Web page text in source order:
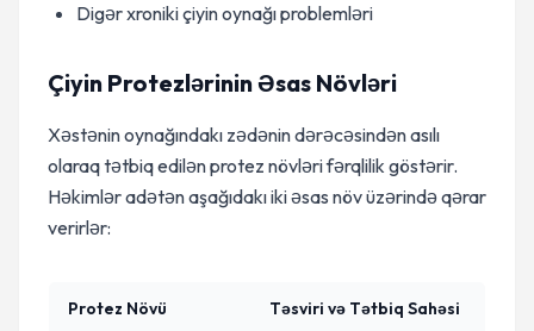
Digər xroniki çiyin oynağı problemləri
Çiyin Protezlərinin Əsas Növləri
Xəstənin oynağındakı zədənin dərəcəsindən asılı
olaraq tətbiq edilən protez növləri fərqlilik göstərir.
Həkimlər adətən aşağıdakı iki əsas növ üzərində qərar
verirlər:
Protez Növü Təsviri və Tətbiq Sahəsi